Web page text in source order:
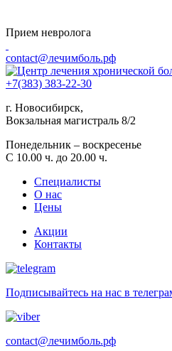
Прием невролога
contact@лечимболь.рф
+7(383) 383-22-30
г. Новосибирск,
Вокзальная магистраль 8/2
Понедельник – воскресенье
С 10.00 ч. до 20.00 ч.
Специалисты
О нас
Цены
Акции
Контакты
Подписывайтесь на нас в
contact@лечимболь.рф